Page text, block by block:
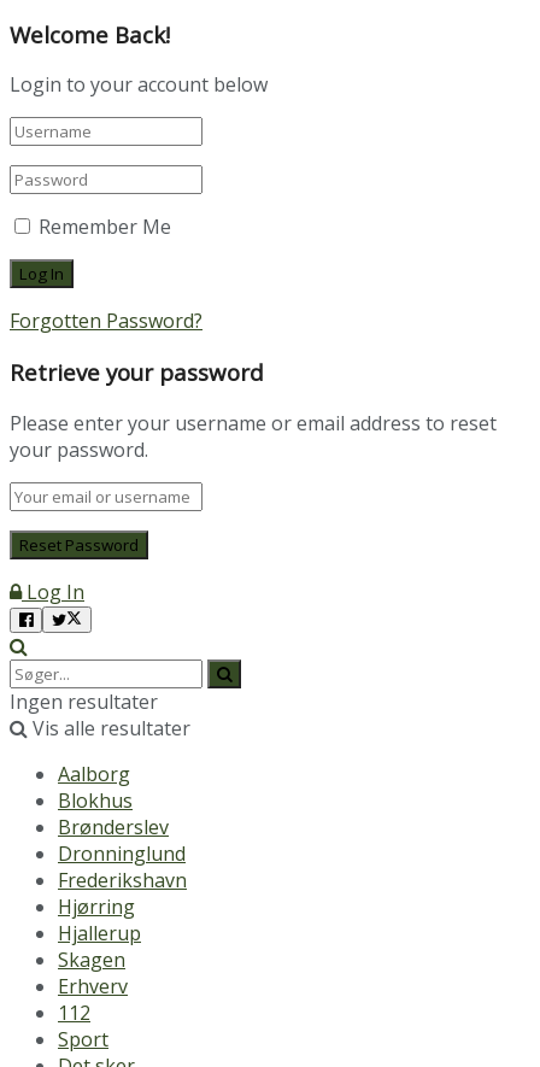
Welcome Back!
Login to your account below
Remember Me
Forgotten Password?
Retrieve your password
Please enter your username or email address to reset
your password.
Log In
Ingen resultater
Vis alle resultater
Aalborg
Blokhus
Brønderslev
Dronninglund
Frederikshavn
Hjørring
Hjallerup
Skagen
Erhverv
112
Sport